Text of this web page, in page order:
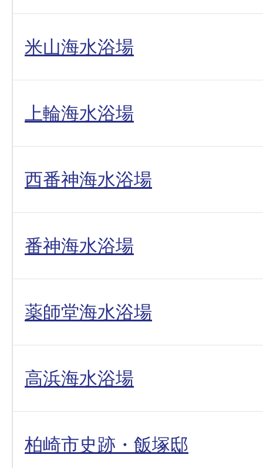
米山海水浴場
上輪海水浴場
西番神海水浴場
番神海水浴場
薬師堂海水浴場
高浜海水浴場
柏崎市史跡・飯塚邸